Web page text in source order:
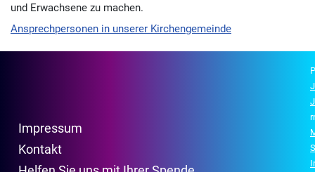
und Erwachsene zu machen.
Ansprechpersonen in unserer Kirchengemeinde
Impressum
Kontakt